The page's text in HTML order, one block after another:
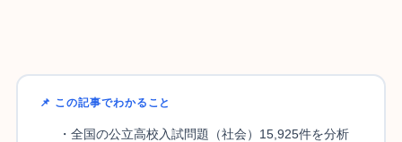
📌 この記事でわかること
・全国の公立高校入試問題（社会）15,925件を分析